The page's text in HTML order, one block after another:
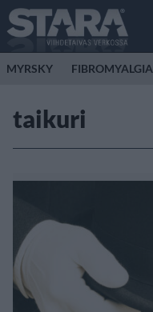
MYRSKY FIBROMYALGIA
taikuri